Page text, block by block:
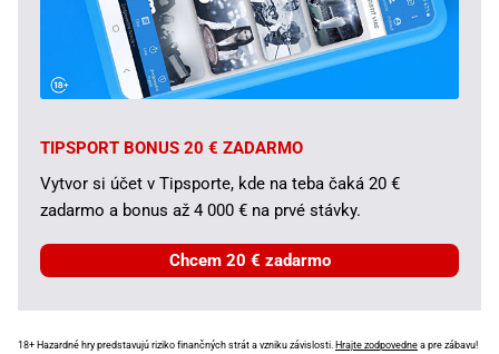
TIPSPORT BONUS 20 € ZADARMO
Vytvor si účet v Tipsporte, kde na teba čaká 20 €
zadarmo a bonus až 4 000 € na prvé stávky.
Chcem 20 € zadarmo
18+ Hazardné hry predstavujú riziko finančných strát a vzniku závislosti. Hrajte zodpovedne a pre zábavu!